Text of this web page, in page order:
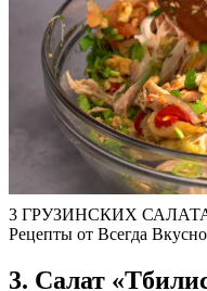
3 ГРУЗИНСКИХ САЛАТА,
Рецепты от Всегда
3. Салат